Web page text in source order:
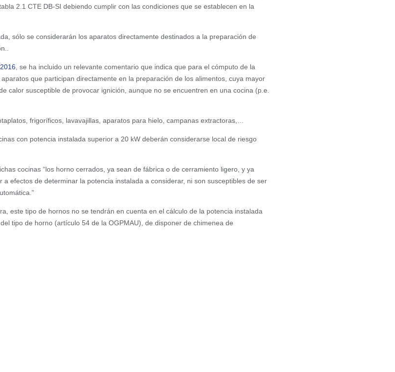
2.1 CTE DB-SI debiendo cumplir con las condiciones que se establecen en la
sólo se considerarán los aparatos directamente destinados a la preparación de
, se ha incluido un relevante comentario que indica que para el cómputo de la
que participan directamente en la preparación de los alimentos, cuya mayor
calor susceptible de provocar ignición, aunque no se encuentren en una cocina (p.e.
frigoríficos, lavavajillas, aparatos para hielo, campanas extractoras,…
con potencia instalada superior a 20 kW deberán considerarse local de riesgo
cocinas “los horno cerrados, ya sean de fábrica o de cerramiento ligero, y ya
efectos de determinar la potencia instalada a considerar, ni son susceptibles de ser
este tipo de hornos no se tendrán en cuenta en el cálculo de la potencia instalada
tipo de horno (artículo 54 de la OGPMAU), de disponer de chimenea de